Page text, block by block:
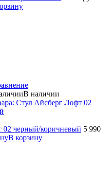
В наличии
02 черный/коричневый 5 990
В корзину